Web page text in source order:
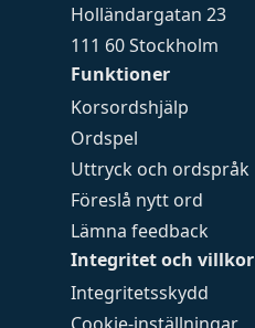
Funktioner
Korsordshjälp
Ordspel
Uttryck och ordspråk
Föreslå nytt ord
Lämna feedback
Integritet och villkor
Integritetsskydd
Holländargatan 23
111 60 Stockholm